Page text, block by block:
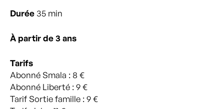
Durée 35 min
À partir de 3 ans
Tarifs
Abonné Smala : 8 €
Abonné Liberté : 9 €
Tarif Sortie famille : 9 €